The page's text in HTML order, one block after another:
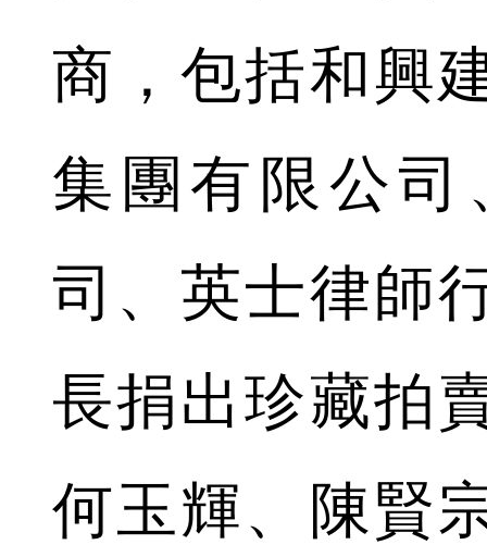
商，包括和興
集團有限公
司、英士律師
長捐出珍藏拍
何玉輝、陳賢